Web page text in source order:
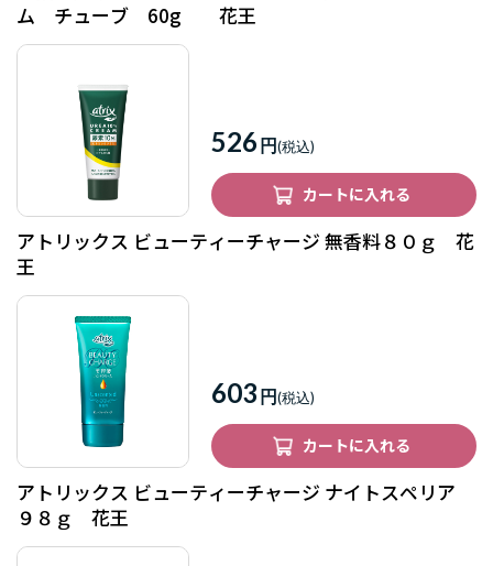
ム チューブ 60g 花王
526 円
カートに入れる
アトリックス ビューティーチャージ 無香料８０ｇ 花
王
603 円
カートに入れる
アトリックス ビューティーチャージ ナイトスペリア
９８ｇ 花王